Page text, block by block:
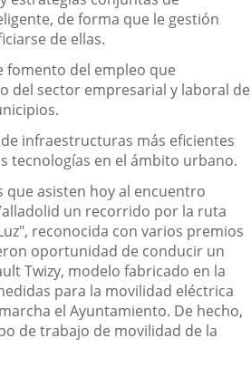
de forma que le gestión
de ellas.
fomento del empleo que
del sector empresarial y laboral de
infraestructuras más eficientes
tecnologías en el ámbito urbano.
que asisten hoy al encuentro
un recorrido por la ruta
reconocida con varios premios
oportunidad de conducir un
Twizy, modelo fabricado en la
para la movilidad eléctrica
el Ayuntamiento. De hecho,
de trabajo de movilidad de la